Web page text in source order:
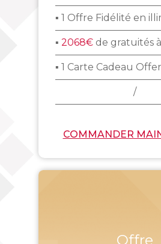
Offre
▪ 1 Offre Fidélité en
▪ 2068€ de gratuités
▪ 1 Carte Cadeau
/
COMMANDER